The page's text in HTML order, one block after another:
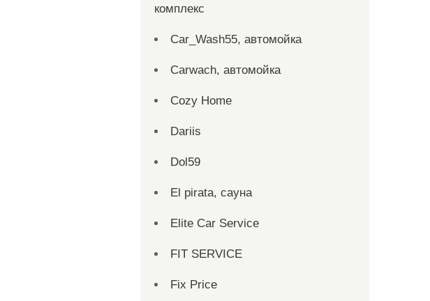
комплекс
Car_Wash55, автомойка
Carwach, автомойка
Cozy Home
Dariis
Dol59
El pirata, сауна
Elite Car Service
FIT SERVICE
Fix Price